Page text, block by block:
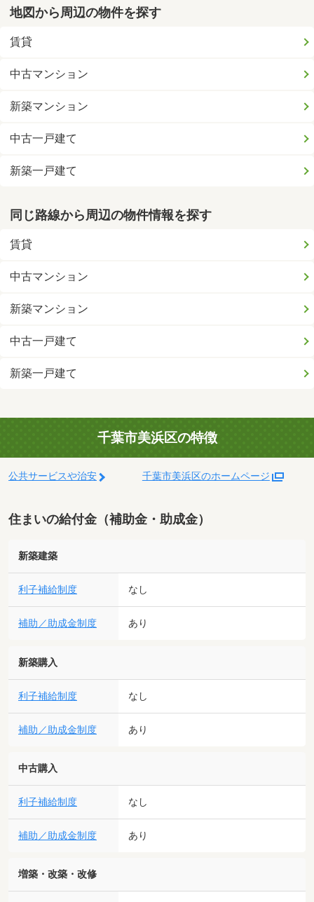
地図から周辺の物件を探す
賃貸
中古マンション
新築マンション
中古一戸建て
新築一戸建て
同じ路線から周辺の物件情報を探す
賃貸
中古マンション
新築マンション
中古一戸建て
新築一戸建て
千葉市美浜区の特徴
公共サービスや治安 千葉市美浜区のホームページ
住まいの給付金（補助金・助成金）
新築建築
利子補給制度 なし
補助／助成金制度 あり
新築購入
利子補給制度 なし
補助／助成金制度 あり
中古購入
利子補給制度 なし
補助／助成金制度 あり
増築・改築・改修